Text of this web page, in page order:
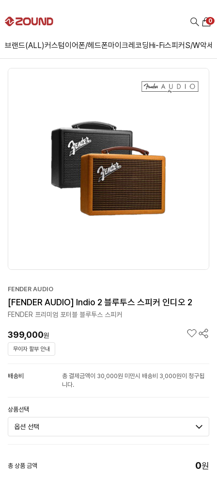
브랜드(ALL)커스텀이어폰/헤드폰마이크레코딩Hi-Fi스피커S/W악세
0
FENDER AUDIO
[FENDER AUDIO] Indio 2 블루투스 스피커 인디오 2
FENDER 프리미엄 포터블 블루투스 스피커
399,000원
무이자 할부 안내
배송비
총 결제금액이 30,000원 미만시 배송비 3,000원이 청구됩
니다.
상품선택
총 상품 금액 0원